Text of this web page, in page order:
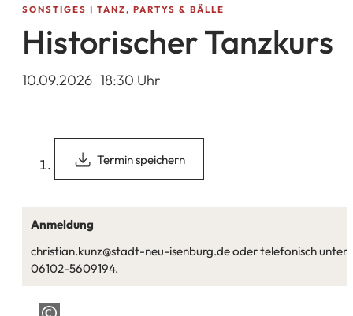
SONSTIGES | TANZ, PARTYS & BÄLLE
Historischer Tanzkurs
10.09.2026 18:30 Uhr
Termin speichern
(Öffnet
Tab)
Anmeldung
christian.kunz@stadt-neu-isenburg.de oder telefonisch unter
06102-5609194.